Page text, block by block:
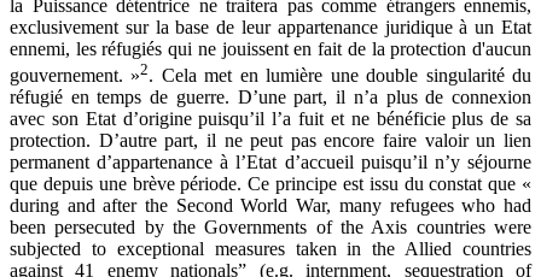
la Puissance détentrice ne traitera pas comme étrangers ennemis,
exclusivement sur la base de leur appartenance juridique à un Etat
ennemi, les réfugiés qui ne jouissent en fait de la protection d'aucun
gouvernement. »2. Cela met en lumière une double singularité du
réfugié en temps de guerre. D’une part, il n’a plus de connexion
avec son Etat d’origine puisqu’il l’a fuit et ne bénéficie plus de sa
protection. D’autre part, il ne peut pas encore faire valoir un lien
permanent d’appartenance à l’Etat d’accueil puisqu’il n’y séjourne
que depuis une brève période. Ce principe est issu du constat que «
during and after the Second World War, many refugees who had
been persecuted by the Governments of the Axis countries were
subjected to exceptional measures taken in the Allied countries
against 41 enemy nationals” (e.g. internment, sequestration of